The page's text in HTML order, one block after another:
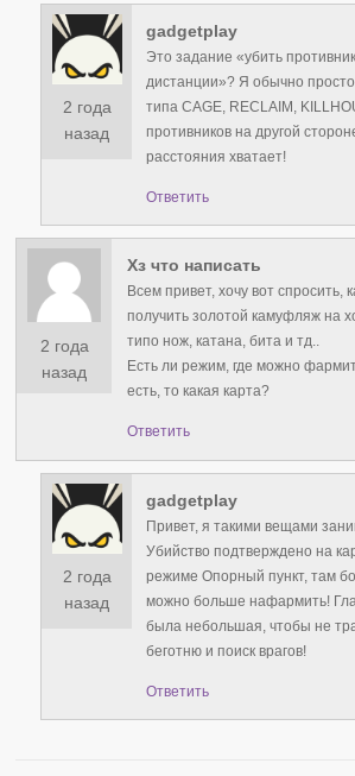
2 года
назад
gadgetplay
Это задание «убить
дистанции»? Я обычно
типа CAGE, RECLAIM,
противников на другой
расстояния хватает!
Ответить
2 года
назад
Хз что написать
Всем привет, хочу вот спросить,
получить золотой камуфляж на
типо нож, катана, бита и тд..
Есть ли режим, где можно
есть, то какая карта?
Ответить
2 года
назад
gadgetplay
Привет, я такими вещами
Убийство подтверждено на
режиме Опорный пункт, там
можно больше нафармить!
была небольшая, чтобы не
беготню и поиск врагов!
Ответить